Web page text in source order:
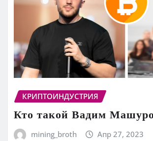
КРИПТОИНДУСТРИЯ
Кто такой Вадим
mining_broth Апр 27, 2023